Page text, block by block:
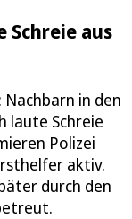
Schreie aus
in den
laute Schreie
Polizei
aktiv.
durch den